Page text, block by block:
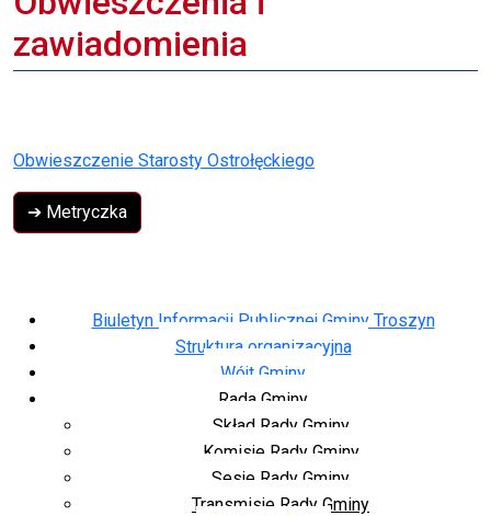
Biuletyn Informacji Publicznej Gminy Troszyn
Struktura organizacyjna
Wójt Gminy
Rada Gminy
Skład Rady Gminy
Komisje Rady Gminy
Sesje Rady Gminy
Transmisje Rady Gminy
zawiadomienia
Obwieszczenie Starosty Ostrołęckiego
➔ Metryczka